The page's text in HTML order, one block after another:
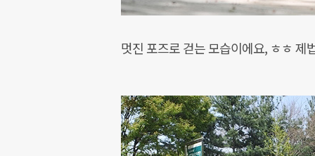
멋진 포즈로 걷는 모습이에요, ㅎㅎ 제